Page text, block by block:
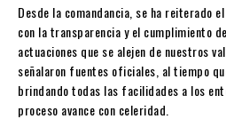
Desde la comandancia, se ha reiterado
con la transparencia y el cumplimiento
actuaciones que se alejen de nuestros
señalaron fuentes oficiales, al tiempo
brindando todas las facilidades a los
proceso avance con celeridad.